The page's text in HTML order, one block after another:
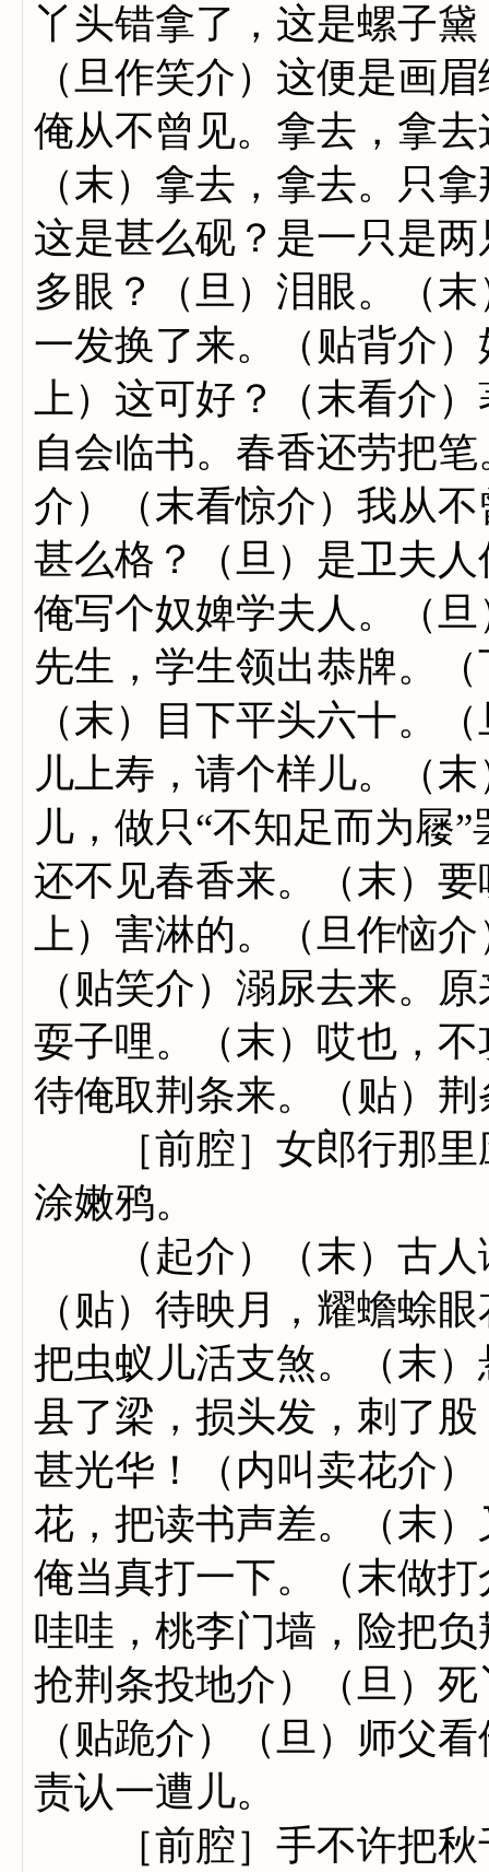
丫头错拿了，这是螺子
（旦作笑介）这便是画
俺从不曾见。拿去，拿
（末）拿去，拿去。只
这是甚么砚？是一只是
多眼？（旦）泪眼。（
一发换了来。（贴背介
上）这可好？（末看介
自会临书。春香还劳把
介）（末看惊介）我从
甚么格？（旦）是卫夫
俺写个奴婢学夫人。（
先生，学生领出恭牌。
（末）目下平头六十。
儿上寿，请个样儿。（
儿，做只“不知足而为屦
还不见春香来。（末）
上）害淋的。（旦作恼
（贴笑介）溺尿去来。
耍子哩。（末）哎也，
待俺取荆条来。（贴）
［前腔］女郎行那里
涂嫩鸦。
（起介）（末）古人
（贴）待映月，耀蟾蜍
把虫蚁儿活支煞。（末
县了梁，损头发，刺了
甚光华！（内叫卖花介
花，把读书声差。（末
俺当真打一下。（末做
哇哇，桃李门墙，险把
抢荆条投地介）（旦）
（贴跪介）（旦）师父
责认一遭儿。
［前腔］手不许把秋